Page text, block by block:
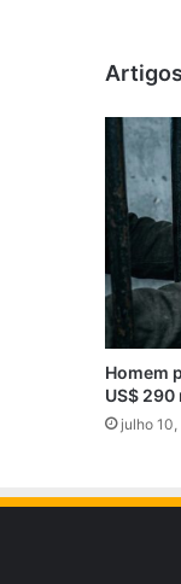
Homem
US$
julho